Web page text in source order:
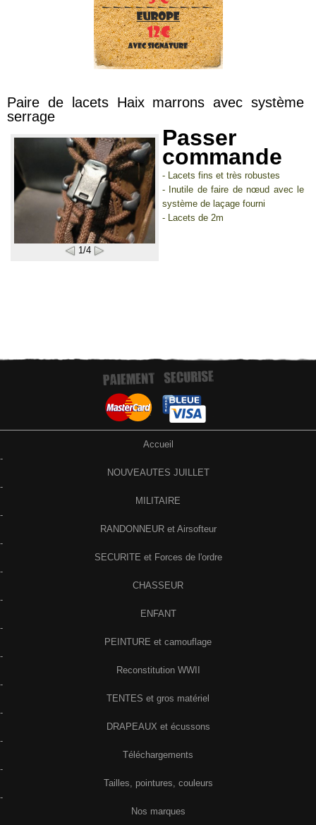
Paire de lacets Haix marrons avec système
serrage
1/4
Passer
commande
- Lacets fins et très robustes
- Inutile de faire de nœud avec le
système de laçage fourni
- Lacets de 2m
Accueil
-
NOUVEAUTES JUILLET
-
MILITAIRE
-
RANDONNEUR et Airsofteur
-
SECURITE et Forces de l'ordre
-
CHASSEUR
-
ENFANT
-
PEINTURE et camouflage
-
Reconstitution WWII
-
TENTES et gros matériel
-
DRAPEAUX et écussons
-
Téléchargements
-
Tailles, pointures, couleurs
-
Nos marques